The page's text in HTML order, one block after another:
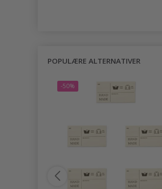
POPULÆRE ALTERNATIVER
-50%